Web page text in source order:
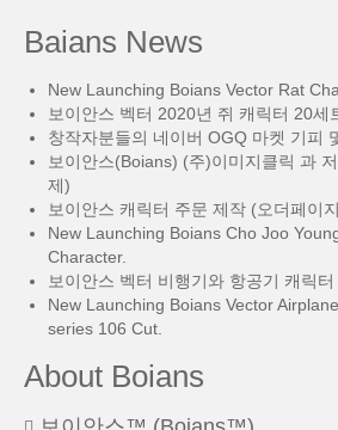
Baians News
New Launching Boians Vector Rat
보이안스 벡터 2020년 쥐 캐릭터 20세
창작자분들의 네이버 OGQ 마켓 기피
보이안스(Boians) (주)이미지클릭 과
제)
보이안스 캐릭터 주문 제작 (오더페이
New Launching Boians Cho Joo
Character.
보이안스 벡터 비행기와 항공기 캐릭터
New Launching Boians Vector
series 106 Cut.
About Boians